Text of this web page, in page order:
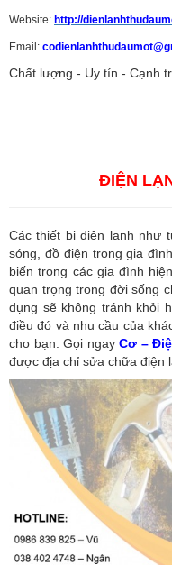
Website: http://
Email:
Chất lượng - Uy tín - Cạnh
ĐIỆN
Các thiết bị điện lạnh như
sóng, đồ điện trong gia
biến trong các gia đình
quan trọng trong đời sống
dụng sẽ không tránh khỏi
điều đó và nhu cầu của
cho bạn. Gọi ngayCơ –
được địa chỉ sửa chữa điện